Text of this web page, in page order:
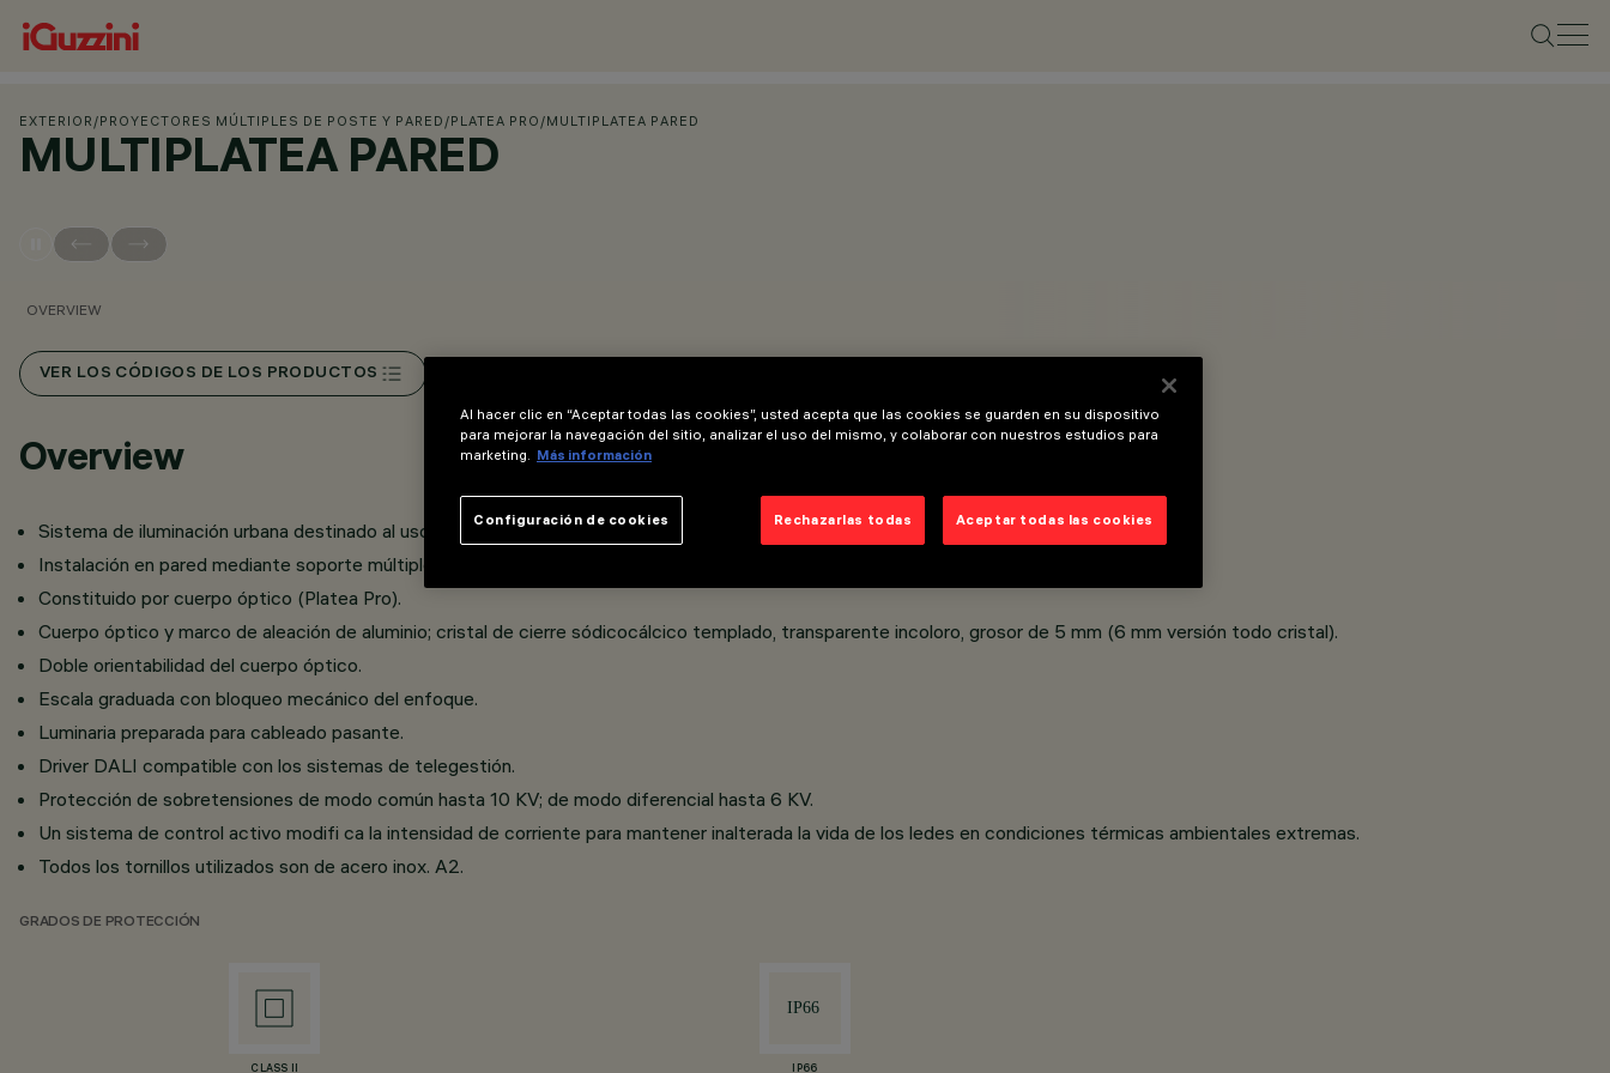
EXTERIOR /PROYECTORES MÚLTIPLES DE POSTE Y PARED /PLATEA PRO /MULTIPLATEA PARED
MULTIPLATEA PARED
OVERVIEW
VER LOS CÓDIGOS DE LOS PRODUCTOS
Overview
Sistema de iluminación urbana destinado al uso de lámparas led.
Instalación en pared mediante soporte múltiple para 2, 3.
Constituido por cuerpo óptico (Platea Pro).
Cuerpo óptico y marco de aleación de aluminio; cristal de cierre sódicocálcico templado, transparente incoloro, grosor de 5 mm (6 mm versión todo cristal).
Doble orientabilidad del cuerpo óptico.
Escala graduada con bloqueo mecánico del enfoque.
Luminaria preparada para cableado pasante.
Driver DALI compatible con los sistemas de telegestión.
Protección de sobretensiones de modo común hasta 10 KV; de modo diferencial hasta 6 KV.
Un sistema de control activo modifi ca la intensidad de corriente para mantener inalterada la vida de los ledes en condiciones térmicas ambientales extremas.
Todos los tornillos utilizados son de acero inox. A2.
GRADOS DE PROTECCIÓN
CLASS II IP66
Al hacer clic en “Aceptar todas las cookies”, usted acepta que las cookies se guarden en su dispositivo
para mejorar la navegación del sitio, analizar el uso del mismo, y colaborar con nuestros estudios para
marketing.
Más información
Rechazarlas todas Aceptar todas las cookies
Configuración de cookies